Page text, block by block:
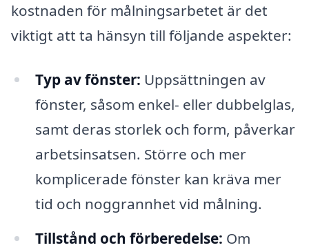
kostnaden för målningsarbetet är det
viktigt att ta hänsyn till följande aspekter:
Typ av fönster: Uppsättningen av
fönster, såsom enkel- eller dubbelglas,
samt deras storlek och form, påverkar
arbetsinsatsen. Större och mer
komplicerade fönster kan kräva mer
tid och noggrannhet vid målning.
Tillstånd och förberedelse: Om